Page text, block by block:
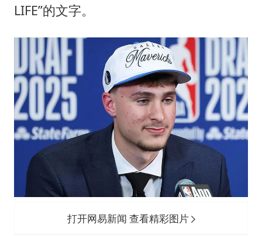
LIFE”的文字。
打开网易新闻 查看精彩图片